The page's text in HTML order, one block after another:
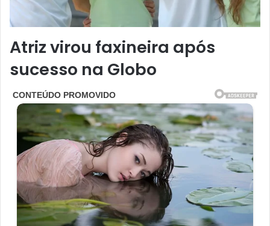
Atriz virou faxineira após
sucesso na Globo